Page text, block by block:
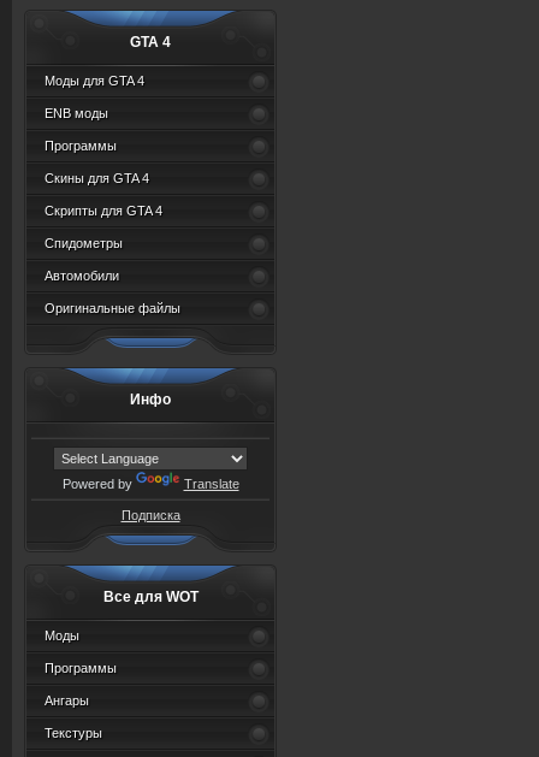
GTA 4
Моды для GTA 4
ENB моды
Программы
Скины для GTA 4
Скрипты для GTA 4
Спидометры
Автомобили
Оригинальные файлы
Инфо
Powered by Translate
Подписка
Все для WOT
Моды
Программы
Ангары
Текстуры